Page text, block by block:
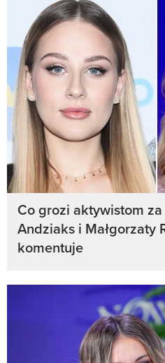
Co grozi aktywistom
Andziaks i Małgorzaty
komentuje